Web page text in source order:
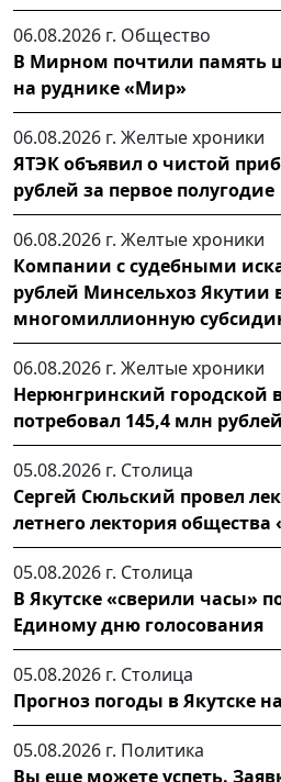
06.08.2026 г. Общество
В Мирном почтили память
на руднике «Мир»
06.08.2026 г. Желтые хроники
ЯТЭК объявил о чистой
рублей за первое полугодие
06.08.2026 г. Желтые хроники
Компании с судебными
рублей Минсельхоз Якутии
многомиллионную
06.08.2026 г. Желтые хроники
Нерюнгринский городской
потребовал 145,4 млн
05.08.2026 г. Столица
Сергей Сюльский провел
летнего лектория общества
05.08.2026 г. Столица
В Якутске «сверили часы»
Единому дню голосования
05.08.2026 г. Столица
Прогноз погоды в Якутске
05.08.2026 г. Политика
Вы еще можете успеть.